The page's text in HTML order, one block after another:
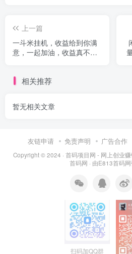
上一篇
一斗米挂机，收益给到你满
意，一起加油，收益真不错
相关推荐
暂无相关文章
友链申请 免责声明 广告合作
Copyright © 2024 · 首码项目网 - 网上创业
首码网 · 由E813首码网
扫码加QQ群